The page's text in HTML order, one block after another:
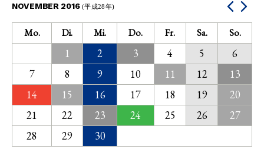
NOVEMBER 2016(平成28年)
Mo. Di. Mi. Do. Fr. Sa. So.
1 2 3 4 5
6
7
8 9 10 11 12
13
14
15 16 17 18 19
20
21
22 23 24 25 26
27
28
29 30